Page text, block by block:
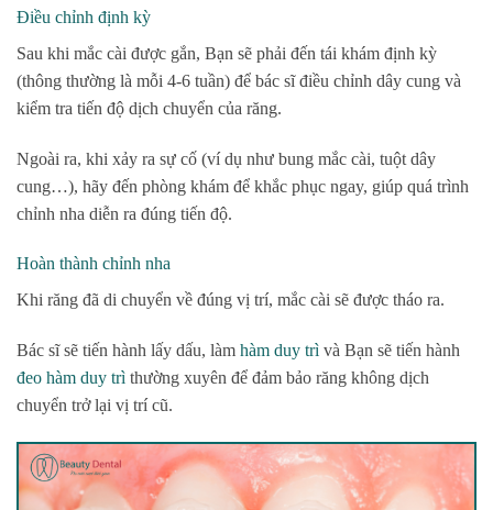
Điều chỉnh định kỳ
Sau khi mắc cài được gắn, Bạn sẽ phải đến tái khám định kỳ
(thông thường là mỗi 4-6 tuần) để bác sĩ điều chỉnh dây cung và
kiểm tra tiến độ dịch chuyển của răng.
Ngoài ra, khi xảy ra sự cố (ví dụ như bung mắc cài, tuột dây
cung…), hãy đến phòng khám để khắc phục ngay, giúp quá trình
chỉnh nha diễn ra đúng tiến độ.
Hoàn thành chỉnh nha
Khi răng đã di chuyển về đúng vị trí, mắc cài sẽ được tháo ra.
Bác sĩ sẽ tiến hành lấy dấu, làm hàm duy trì và Bạn sẽ tiến hành
đeo hàm duy trì thường xuyên để đảm bảo răng không dịch
chuyển trở lại vị trí cũ.